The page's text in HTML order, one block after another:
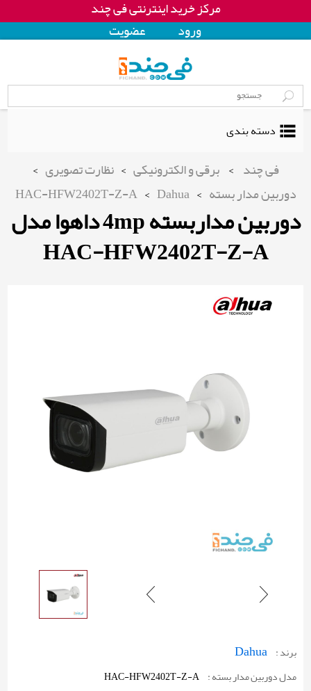
مرکز خرید اینترنتی فی چند
ورود
عضويت
دسته بندی
فی چند > برقی و الکترونیکی > نظارت تصویری >
دوربین مدار بسته >
Dahua
>
HAC-HFW2402T-Z-A
دوربین مداربسته 4mp داهوا مدل
HAC-HFW2402T-Z-A
برند : Dahua
مدل دوربین مدار بسته : HAC-HFW2402T-Z-A